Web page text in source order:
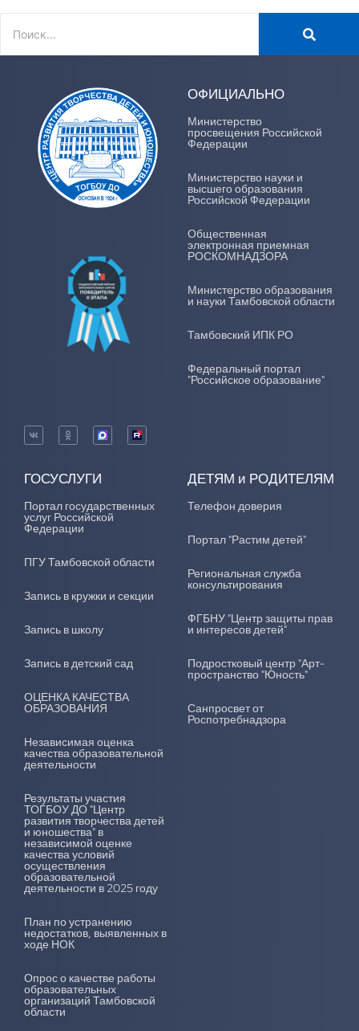
ОФИЦИАЛЬНО
Министерство
просвещения Российской
Федерации
Министерство науки и
высшего образования
Российской Федерации
Общественная
электронная приемная
РОСКОМНАДЗОРА
Министерство образования
и науки Тамбовской области
Тамбовский ИПК РО
Федеральный портал
"Российское образование"
ГОСУСЛУГИ
Портал государственных
услуг Российской
Федерации
ПГУ Тамбовской области
Запись в кружки и секции
Запись в школу
Запись в детский сад
ОЦЕНКА КАЧЕСТВА
ОБРАЗОВАНИЯ
Независимая оценка
качества образовательной
деятельности
Результаты участия
ТОГБОУ ДО "Центр
развития творчества детей
и юношества" в
независимой оценке
качества условий
осуществления
образовательной
деятельности в 2025 году
План по устранению
недостатков, выявленных в
ходе НОК
Опрос о качестве работы
образовательных
организаций Тамбовской
области
ДЕТЯМ и РОДИТЕЛЯМ
Телефон доверия
Портал "Растим детей"
Региональная служба
консультирования
ФГБНУ "Центр защиты прав
и интересов детей"
Подростковый центр "Арт-
пространство "Юность"
Санпросвет от
Роспотребнадзора